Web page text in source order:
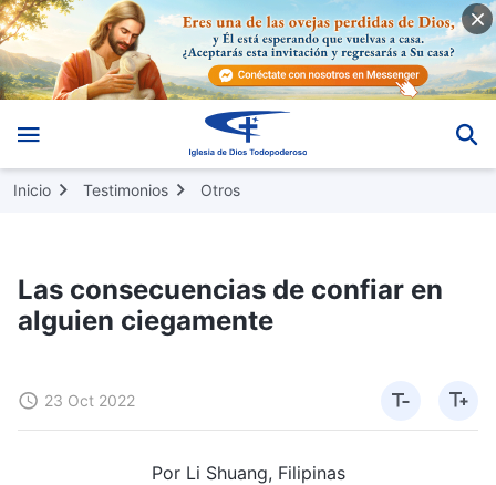
Inicio Testimonios Otros
Las consecuencias de confiar en
alguien ciegamente
23 Oct 2022
Por Li Shuang, Filipinas